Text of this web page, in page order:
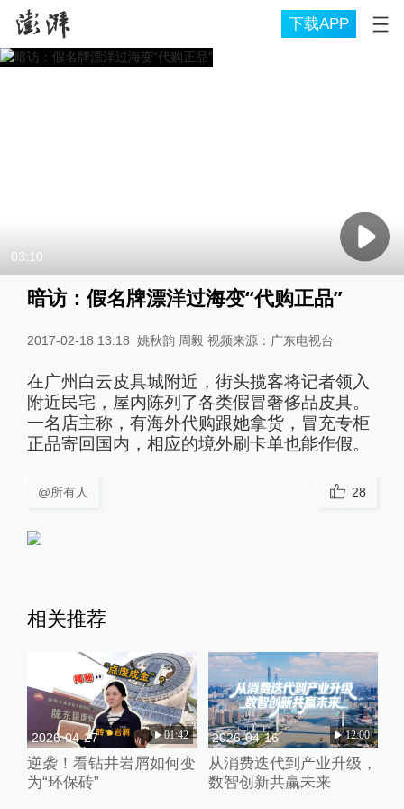
下载APP
03:10
暗访：假名牌漂洋过海变“代购正品”
2017-02-18 13:18 姚秋韵 周毅 视频来源：广东电视台
在广州白云皮具城附近，街头揽客将记者领入
附近民宅，屋内陈列了各类假冒奢侈品皮具。
一名店主称，有海外代购跟她拿货，冒充专柜
正品寄回国内，相应的境外刷卡单也能作假。
@所有人 28
相关推荐
2026-04-27 01:42
逆袭！看钻井岩屑如何变
为“环保砖”
2026-04-16 12:00
从消费迭代到产业升级，
数智创新共赢未来